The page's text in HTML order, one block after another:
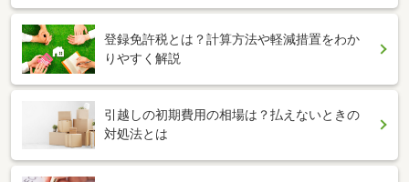
登録免許税とは？計算方法や軽減措置をわか
りやすく解説
引越しの初期費用の相場は？払えないときの
対処法とは